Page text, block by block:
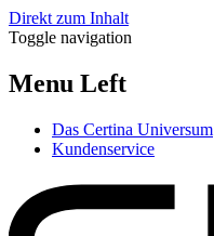
Direkt zum Inhalt
Toggle navigation
Menu Left
Das Certina Universum
Kundenservice